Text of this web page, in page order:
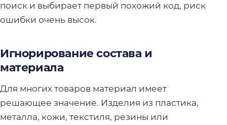
поиск и выбирает первый похожий код, риск
ошибки очень высок.
Игнорирование состава и
материала
Для многих товаров материал имеет
решающее значение. Изделия из пластика,
металла, кожи, текстиля, резины или